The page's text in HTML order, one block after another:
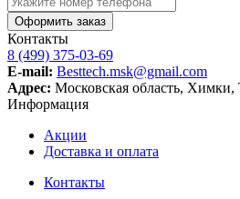
Оформить заказ
Контакты
8 (499) 375-03-69
E-mail: Besttech.msk@gmail.com
Адрес: Московская область,
Информация
Акции
Доставка и оплата
Контакты